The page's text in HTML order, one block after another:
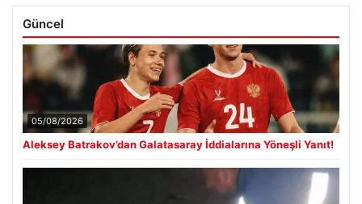
Güncel
05/08/2026
Aleksey Batrakov’dan Galatasaray İddialarına Yöneşli Yanıt!